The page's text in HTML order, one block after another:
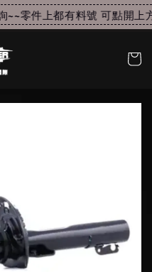
~~零件上都有料號 可點開上